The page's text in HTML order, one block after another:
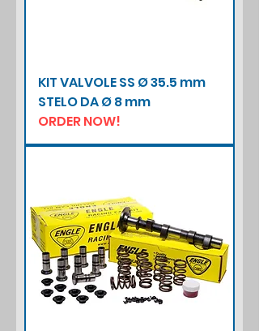
KIT VALVOLE SS Ø 35.5 mm
STELO DA Ø 8 mm
ORDER NOW!